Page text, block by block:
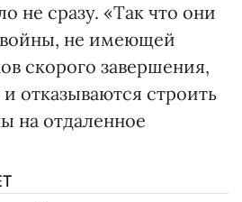
не сразу. «Так что они
не имеющей
скорого завершения,
отказываются строить
на отдаленное